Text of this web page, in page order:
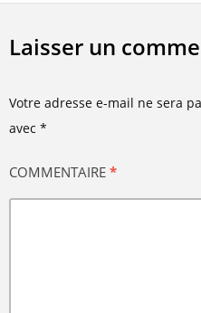
Laisser un
Votre adresse e-mail ne sera
avec *
COMMENTAIRE *